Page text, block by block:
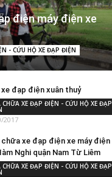
điện máy điện xe
- CỨU HỘ XE ĐẠP ĐIỆN
đạp điện xuân thuỷ
CHỮA XE ĐẠP ĐIỆN - CỨU HỘ XE ĐẠP
2017
xe đạp điện xe máy điện
Nghi quận Nam Từ Liêm
CHỮA XE ĐẠP ĐIỆN - CỨU HỘ XE ĐẠP